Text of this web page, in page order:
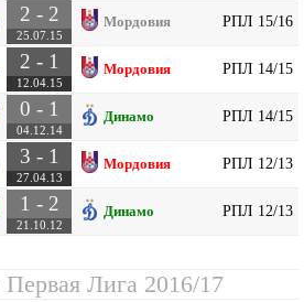
2 - 2
25.07.15
Мордовия РПЛ 15/16
2 - 1
12.04.15
Мордовия РПЛ 14/15
0 - 1
04.12.14
Динамо РПЛ 14/15
3 - 1
27.04.13
Мордовия РПЛ 12/13
1 - 2
21.10.12
Динамо РПЛ 12/13
Первая Лига 2016/17